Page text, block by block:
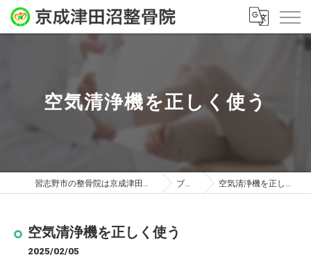
空気清浄機を正しく使う
習志野市の整骨院は京成津田沼整骨院 ブログ 空気清浄機を正しく使う
空気清浄機を正しく使う
2025/02/05